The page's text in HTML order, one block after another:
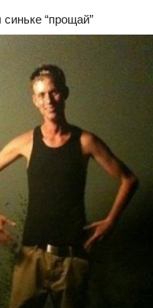
синьке “прощай”